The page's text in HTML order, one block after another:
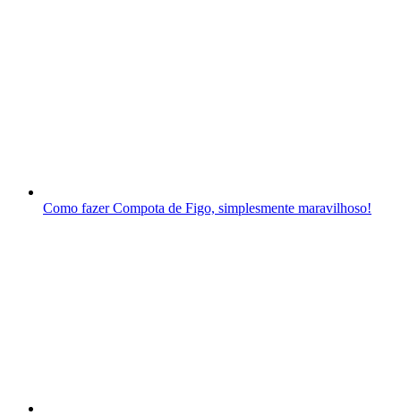
Como fazer Compota de Figo, simplesmente maravilhoso!